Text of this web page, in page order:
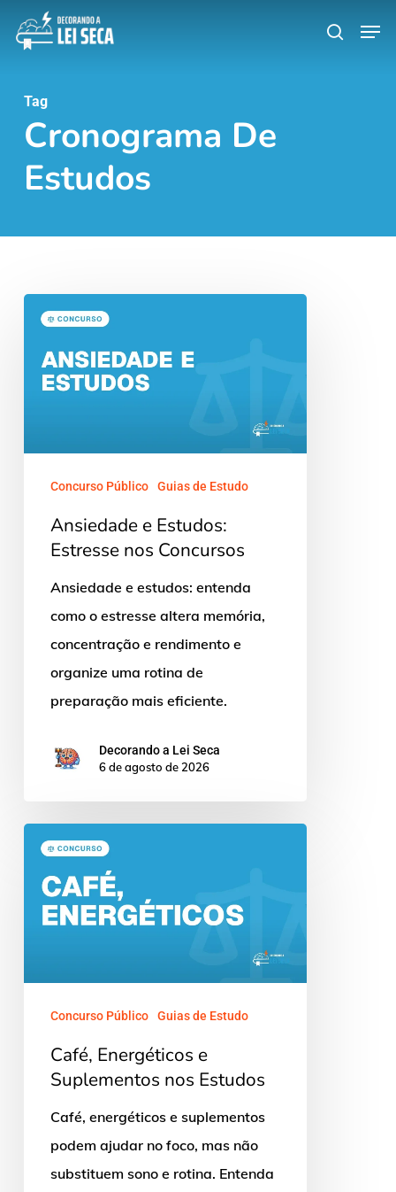
content
search
Tag
Cronograma De
Estudos
Ansiedade
Estudos:
Estresse
Concursos
Concurso Público Guias de Estudo
Ansiedade e Estudos:
Estresse nos Concursos
Ansiedade e estudos: entenda
como o estresse altera memória,
concentração e rendimento e
organize uma rotina de
preparação mais eficiente.
Decorando a Lei Seca
6 de agosto de 2026
Café,
Suplementos
Estudos
Concurso Público Guias de Estudo
Café, Energéticos e
Suplementos nos Estudos
Café, energéticos e suplementos
podem ajudar no foco, mas não
substituem sono e rotina. Entenda